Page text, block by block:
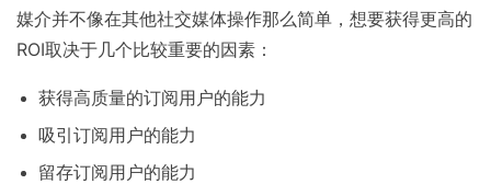
媒介并不像在其他社交媒体操作那么简单，想要获得更高的
ROI取决于几个比较重要的因素：
获得高质量的订阅用户的能力
吸引订阅用户的能力
留存订阅用户的能力